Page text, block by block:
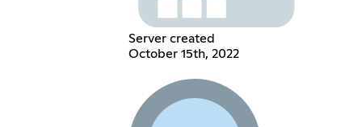
Server created
October 15th, 2022